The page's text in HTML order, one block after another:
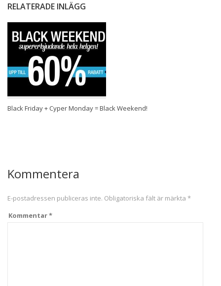
RELATERADE INLÄGG
Black Friday + Cyper Monday = Black Weekend!
Kommentera
E-postadressen publiceras inte. Obligatoriska fält är märkta *
Kommentar*